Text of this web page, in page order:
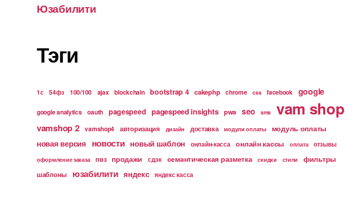
Юзабилити
Тэги
1с 54фз 100/100 ajax blockchain bootstrap 4 cakephp chrome css facebook google
google analytics oauth pagespeed pagespeed insights pwa seo sms vam shop
vamshop 2 vamshop4 авторизация дизайн доставка модули оплаты модуль оплаты
новая версия новости новый шаблон онлайн-касса онлайн кассы оплата отзывы
оформление заказа пвз продажи сдэк семантическая разметка скидки стили фильтры
шаблоны юзабилити яндекс яндекс касса